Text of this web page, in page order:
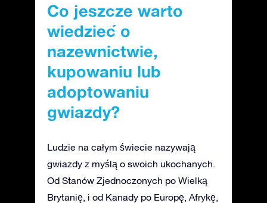
Co jeszcze warto
wiedzieć o
nazewnictwie,
kupowaniu lub
adoptowaniu
gwiazdy?
Ludzie na całym świecie nazywają
gwiazdy z myślą o swoich ukochanych.
Od Stanów Zjednoczonych po Wielką
Brytanię, i od Kanady po Europę, Afrykę,